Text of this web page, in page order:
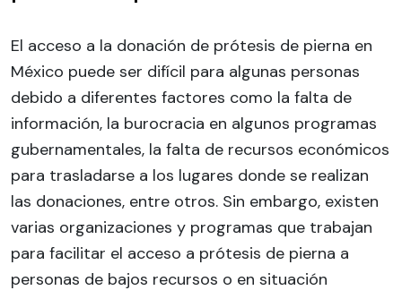
El acceso a la donación de prótesis de pierna en
México puede ser difícil para algunas personas
debido a diferentes factores como la falta de
información, la burocracia en algunos programas
gubernamentales, la falta de recursos económicos
para trasladarse a los lugares donde se realizan
las donaciones, entre otros. Sin embargo, existen
varias organizaciones y programas que trabajan
para facilitar el acceso a prótesis de pierna a
personas de bajos recursos o en situación